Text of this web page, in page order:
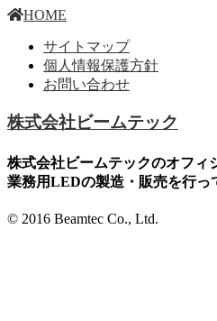
HOME
サイトマップ
個人情報保護方針
お問い合わせ
株式会社ビームテック
株式会社ビームテックのオフィ
業務用LEDの製造・販売を行っ
© 2016 Beamtec Co., Ltd.